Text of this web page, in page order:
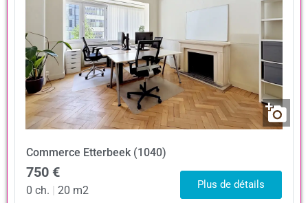
Commerce Etterbeek (1040)
750 €
0 ch. | 20 m2 Plus de détails